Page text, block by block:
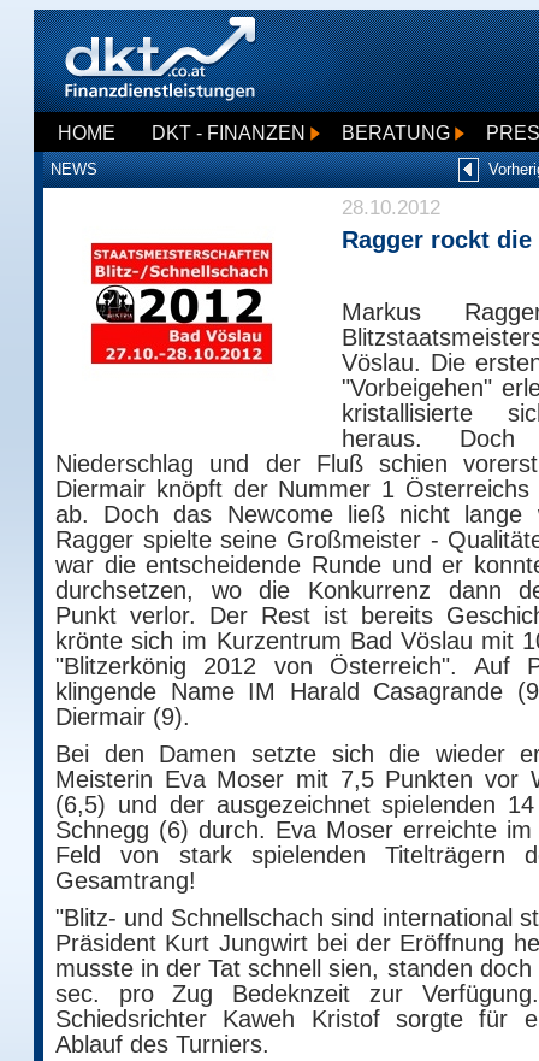
HOME DKT - FINANZEN BERATUNG
NEWS
28.10.2012
Ragger rockt
Markus
Vöslau. Die
"Vorbeigehen"
kristallisierte
heraus.
Niederschlag und der Fluß schien
Diermair knöpft der Nummer 1
ab. Doch das Newcome ließ nicht lange
Ragger spielte seine Großmeister -
war die entscheidende Runde und er
durchsetzen, wo die Konkurrenz dann
Punkt verlor. Der Rest ist bereits
krönte sich im Kurzentrum Bad Vöslau mit
"Blitzerkönig 2012 von Österreich". Auf
klingende Name IM Harald Casagrande
Diermair (9).
Bei den Damen setzte sich die wieder
Meisterin Eva Moser mit 7,5 Punkten vor
(6,5) und der ausgezeichnet spielenden
Schnegg (6) durch. Eva Moser erreichte
Feld von stark spielenden Titelträgern
Gesamtrang!
"Blitz- und Schnellschach sind international
Präsident Kurt Jungwirt bei der Eröffnung
musste in der Tat schnell sien, standen
sec. pro Zug Bedeknzeit zur
Schiedsrichter Kaweh Kristof sorgte für
Ablauf des Turniers.